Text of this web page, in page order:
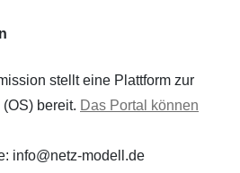
stellt eine Plattform zur
bereit. Das Portal können
info@netz-modell.de